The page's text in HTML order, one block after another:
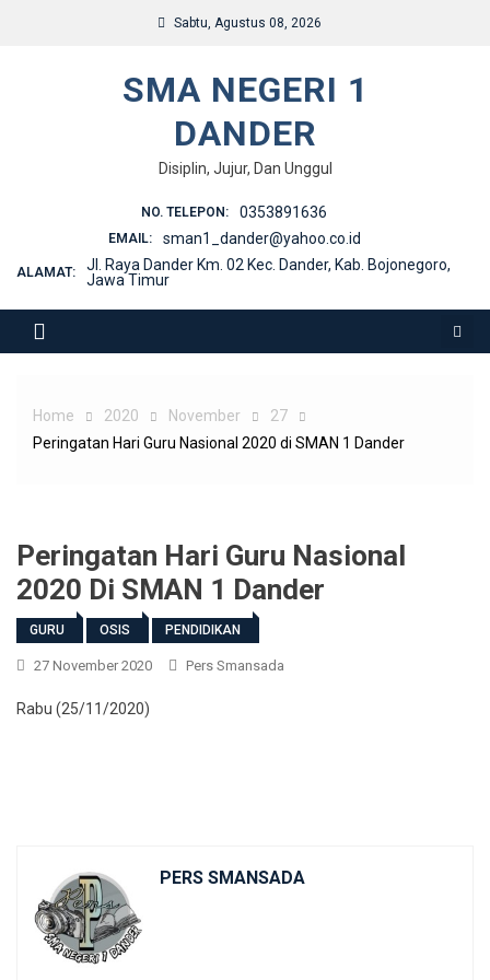
Sabtu, Agustus 08, 2026
SMA NEGERI 1
DANDER
Disiplin, Jujur, Dan Unggul
NO. TELEPON: 0353891636
EMAIL: sman1_dander@yahoo.co.id
ALAMAT:
Jl. Raya Dander Km. 02 Kec. Dander, Kab. Bojonegoro,
Jawa Timur
Home 2020 November
27
Peringatan Hari Guru Nasional 2020 di SMAN 1 Dander
Peringatan Hari Guru Nasional
2020 Di SMAN 1 Dander
GURU OSIS PENDIDIKAN
27 November 2020 Pers Smansada
Rabu (25/11/2020)
PERS SMANSADA